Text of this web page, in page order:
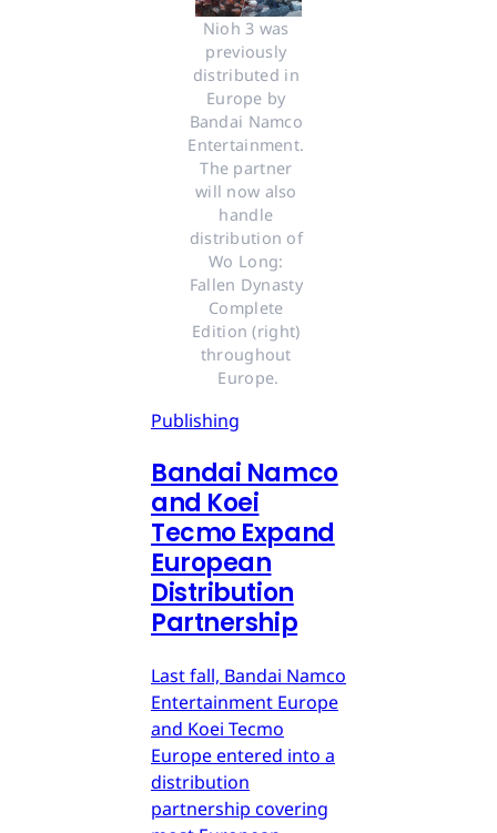
Nioh 3 was
previously
distributed in
Europe by
Bandai Namco
Entertainment.
The partner
will now also
handle
distribution of
Wo Long:
Fallen Dynasty
Complete
Edition (right)
throughout
Europe.
Publishing
Bandai Namco
and Koei
Tecmo Expand
European
Distribution
Partnership
Last fall, Bandai Namco
Entertainment Europe
and Koei Tecmo
Europe entered into a
distribution
partnership covering